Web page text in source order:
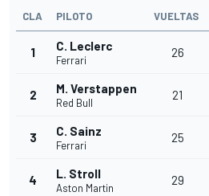
CLA PILOTO VUELTAS
1 C. Leclerc
Ferrari
26
2 M. Verstappen
Red Bull
21
3 C. Sainz
Ferrari
25
4 L. Stroll
Aston Martin
29